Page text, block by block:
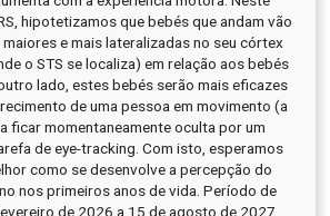
hipotetizamos que bebés que andam vão
e mais lateralizadas no seu córtex
o STS se localiza) em relação aos bebés
lado, estes bebés serão mais eficazes
de uma pessoa em movimento (a
ficar momentaneamente oculta por um
de eye-tracking. Com isto, esperamos
como se desenvolve a percepção do
nos primeiros anos de vida. Período de
de 2026 a 15 de agosto de 2027.